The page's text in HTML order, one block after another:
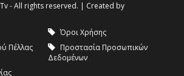
- All rights reserved. | Created by
Όροι Χρήσης
Πέλλας
Προστασία Προσωπικών
Δεδομένων